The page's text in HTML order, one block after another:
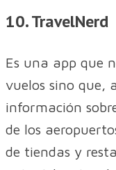
10. TravelNerd
Es una app que
vuelos sino que,
información
de los
de tiendas y